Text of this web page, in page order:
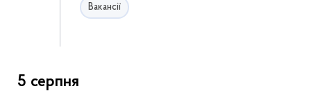
Вакансії
5 серпня